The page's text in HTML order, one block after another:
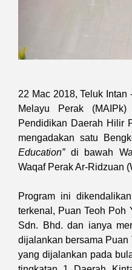
22 Mac 2018, Teluk
Melayu Perak
Pendidikan Daerah Hilir
mengadakan satu
Education” di bawah
Waqaf Perak Ar-Ridzuan
Program ini
terkenal, Puan Teoh Poh
Sdn. Bhd. dan ianya
dijalankan bersama Puan
yang dijalankan pada